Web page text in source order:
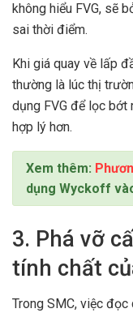
không hiểu FVG, sẽ
sai thời điểm.
Khi giá quay về lấp
thường là lúc thị
dụng FVG để lọc bớt
hợp lý hơn.
Xem thêm:
dụng Wyckoff
3. Phá vỡ
tính chất
Trong SMC, việc